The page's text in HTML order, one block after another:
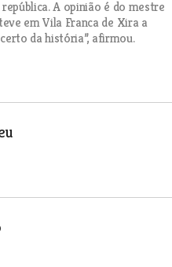
A opinião é do mestre
em Vila Franca de Xira a
da história”, afirmou.